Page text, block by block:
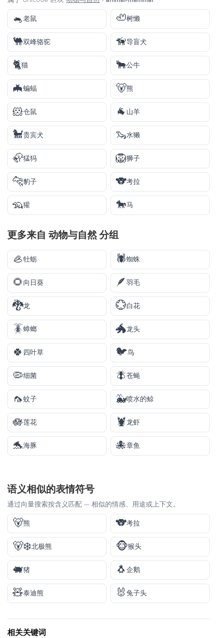
🐁老鼠 🦥树懒
🐫双峰骆驼 🦮导盲犬
🐈猫 🐂公牛
🦇蝙蝠 🐻熊
🐹仓鼠 🐐 山羊
🐩贵宾犬 🦦水獭
🦣猛犸 🦁狮子
🐆豹子 🐨考拉
🦡獾 🐎马
更多来自 动物与自然分组
🦪牡蛎 🕷️蜘蛛
🌻向日葵 🪶羽毛
🐉龙 💮白花
🪳蟑螂 🐲龙头
🍀 四叶草 🐦鸟
🦠细菌 🪰苍蝇
🦟蚊子 🐳喷水的鲸
🪷莲花 🦞龙虾
🐬海豚 🐙章鱼
语义相似的表情符号
通过向量搜索按含义匹配 — 相似的情感、用途或上下文。
🐻熊 🐨考拉
🐻‍❄️北极熊 🐵猴头
🐖猪 🐧 企鹅
🧸泰迪熊 🐰 兔子头
相关关键词